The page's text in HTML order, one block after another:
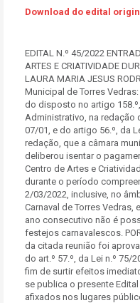
Download do edital
EDITAL N.º 45/2022
ARTES E CRIATIVIDADE
LAURA MARIA JESUS
Municipal de Torres Vedras:
do disposto no artigo
Administrativo, na redação
07/01, e do artigo 56.º, da
redação, que a câmara
deliberou isentar o
Centro de Artes e
durante o período
2/03/2022, inclusive, no
Carnaval de Torres
ano consecutivo não é
festejos carnavalescos.
da citada reunião foi
do art.º 57.º, da Lei n.º 75/
fim de surtir efeitos
se publica o presente
afixados nos lugares